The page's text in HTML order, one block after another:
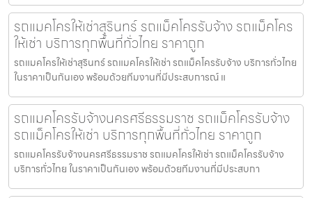
รถแมคโครให้เช่าสุรินทร์ รถแม็คโครรับจ้าง รถแม็คโคร
ให้เช่า บริการทุกพื้นที่ทั่วไทย ราคาถูก
รถแมคโครให้เช่าสุรินทร์ รถแมคโครให้เช่า รถแม็คโครรับจ้าง บริการทั่วไทย
ในราคาเป็นกันเอง พร้อมด้วยทีมงานที่มีประสบการณ์ แ
รถแมคโครรับจ้างนครศรีธรรมราช รถแม็คโครรับจ้าง
รถแม็คโครให้เช่า บริการทุกพื้นที่ทั่วไทย ราคาถูก
รถแมคโครรับจ้างนครศรีธรรมราช รถแมคโครให้เช่า รถแม็คโครรับจ้าง
บริการทั่วไทย ในราคาเป็นกันเอง พร้อมด้วยทีมงานที่มีประสบกา